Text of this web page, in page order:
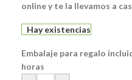
online y te la llevamos a
Hay existencias
Embalaje para regalo
horas